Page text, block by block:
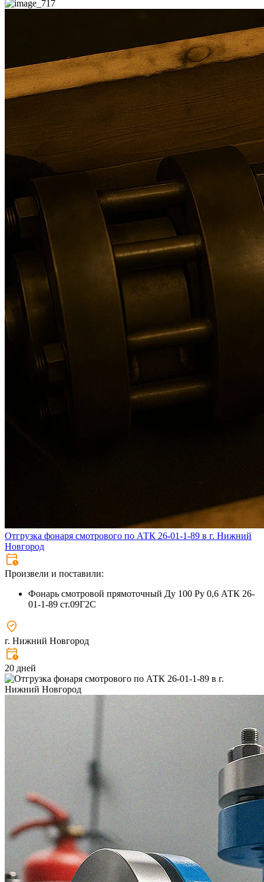
Отгрузка фонаря смотрового по АТК 26-01-1-89 в г. Нижний
Новгород
Произвели и поставили:
Фонарь смотровой прямоточный Ду 100 Ру 0,6 АТК 26-
01-1-89 ст.09Г2С
г. Нижний Новгород
20 дней